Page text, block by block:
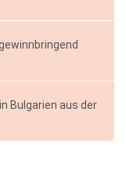
Bulgarien aus der